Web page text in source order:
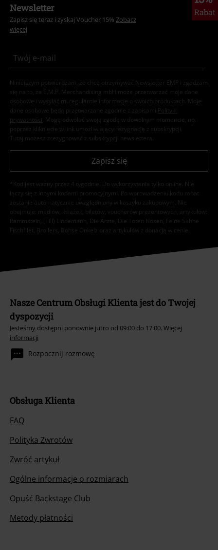
Rabat
Newsletter
Zapisz się teraz i zyskaj Voucher 15% Zobacz
więcej
Niniejszym potwierdzam, że chcę otrzymywać Newsletter EMP i zgadzam
się na to, że E.M.P. Merchandising mbH może przetwarzać moje dane
osobowe i wysyłać mi regularnie informacje o swoich produktach. Moje
dane osobowe będą przetwarzane zgodnie z zapisami
Polityki
prywatności . Mogę odwołać swoją zgodę w dowolnym momencie, np.
poprzez kliknięcie w link umożliwiający rezygnację z subskrypcji.
Tutaj możesz zrezygnować z subskrypcji newslettera.
Zapisz się
*Kod jest ważny przez 4 tygodnie. Do wykorzystania tylko online. NIe
łączy się z innymi kodami promocyjnymi. Po wprowadzeniu kodu rabat
zostanie automatycznie uwzględniony w koszyku zakupowym. Nie
obejmuje: mediów, książek, biletów, voucherów prezentowych, artykułów:
Rammstein, (Till) Lindemann, Die Ärzte, Die Toten Hosen, Feine Sahne
Fischfilet, Broilers, Böhse Onkelz oraz artykułów z donacją w cenie.
Nasze Centrum Obsługi Klienta jest do Twojej
dyspozycji
Jesteśmy dostępni ponownie jutro od 09:00 do 17:00. Więcej
informacji
Rozpocznij rozmowę
Obsługa Klienta
FAQ
Polityka Zwrotów
Zwróć artykuł
Ogólne informacje o rozmiarach
Opuść Backstage Club
Metody płatności